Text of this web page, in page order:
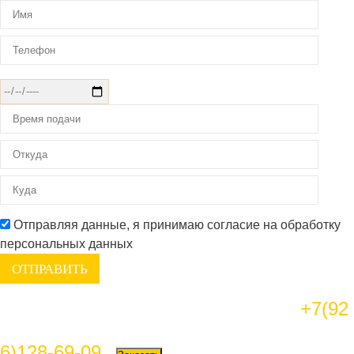
Отправляя данные, я принимаю согласие на обработку
персональных данных
+7(92